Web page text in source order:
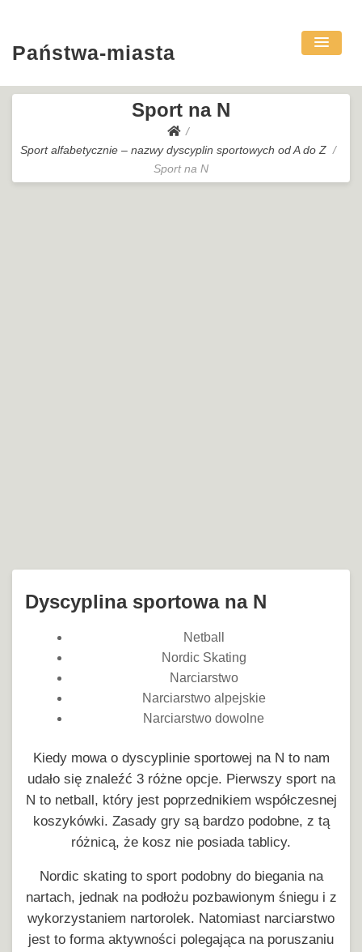
Państwa-miasta
Sport na N
Sport alfabetycznie – nazwy dyscyplin sportowych od A do Z
Sport na N
Dyscyplina sportowa na N
Netball‎
Nordic Skating
Narciarstwo
Narciarstwo alpejskie
Narciarstwo dowolne
Kiedy mowa o dyscyplinie sportowej na N to nam
udało się znaleźć 3 różne opcje. Pierwszy sport na
N to netball, który jest poprzednikiem współczesnej
koszykówki. Zasady gry są bardzo podobne, z tą
różnicą, że kosz nie posiada tablicy.
Nordic skating to sport podobny do biegania na
nartach, jednak na podłożu pozbawionym śniegu i z
wykorzystaniem nartorolek. Natomiast narciarstwo
jest to forma aktywności polegająca na poruszaniu